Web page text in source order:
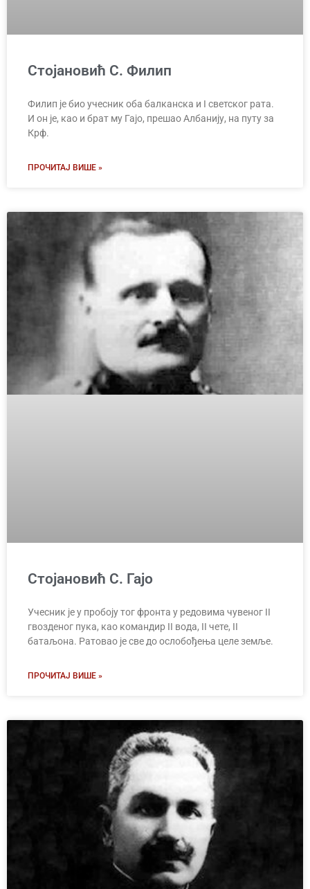
Стојановић С. Филип
Филип је био учесник оба балканска и I светског рата.
И он је, као и брат му Гајо, прешао Албанију, на путу за
Крф.
ПРОЧИТАЈ ВИШЕ »
Стојановић С. Гајо
Учесник је у пробоју тог фронта у редовима чувеног II
гвозденог пука, као командир II вода, II чете, II
батаљона. Ратовао је све до ослобођења целе земље.
ПРОЧИТАЈ ВИШЕ »